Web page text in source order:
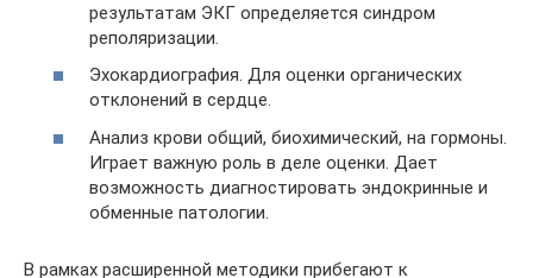
результатам ЭКГ определяется синдром
реполяризации.
Эхокардиография. Для оценки органических
отклонений в сердце.
Анализ крови общий, биохимический, на гормоны.
Играет важную роль в деле оценки. Дает
возможность диагностировать эндокринные и
обменные патологии.
В рамках расширенной методики прибегают к